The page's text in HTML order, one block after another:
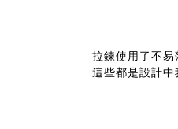
拉鍊使用了不
這些都是設計中